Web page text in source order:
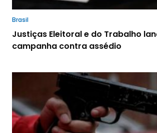
Brasil
Justiças Eleitoral e do Trabalho
campanha contra assédio